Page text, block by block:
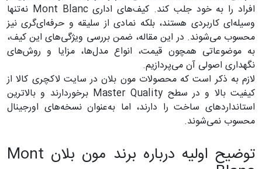
افراد را به خود جلب کند. کیف‌های اداری Mont Blanc نه‌تنها
وسیله‌ای کاربردی هستند، بلکه نمادی از سلیقه و حرفه‌ای‌گری نیز
محسوب می‌شوند. در این مقاله، ضمن بررسی ویژگی‌های این کیف،
به موضوعاتی همچون قیمت، انواع مدل‌ها، مزایا و روش‌های
نگهداری اصولی آن می‌پردازیم.
لازم به ذکر است که محصولات مون بلان در سایت لاکچری کالا از
کیفیت بالا و در سطح Master Quality برخوردارند و بالاترین
استانداردهای ساخت را دارند، اما به‌عنوان نسخه‌های اورجینال
محسوب نمی‌شوند.
توضیح اولیه درباره برند مون بلان Mont